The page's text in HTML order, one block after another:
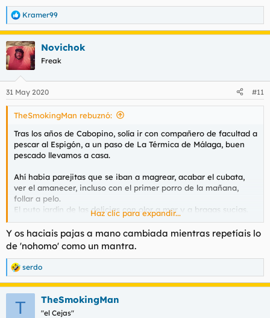
R
e
a
c
c
i
e
s
Kramer99
Novichok
Freak
31 May 2020 #11
TheSmokingMan rebuznó:
Tras los años de Cabopino, solía ir con compañero de facultad a
pescar al Espigón, a un paso de La Térmica de Málaga, buen
pescado llevamos a casa.
Ahí habia parejitas que se iban a magrear, acabar el cubata,
ver el amanecer, incluso con el primer porro de la mañana,
follar a pelo.
El puto jardín de las delicias con olor a mar y a bragas sucias.
Pescábamos lo que podíamos, desde las 5:30 viendo vicio, todo
eran anécdotas, lo que pescásemos, era anecdótico.
Haz clic para expandir...
Y os haciais pajas a mano cambiada mientras repetíais lo
de 'nohomo' como un mantra.
R
e
a
serdo
T TheSmokingMan
"el Cejas"